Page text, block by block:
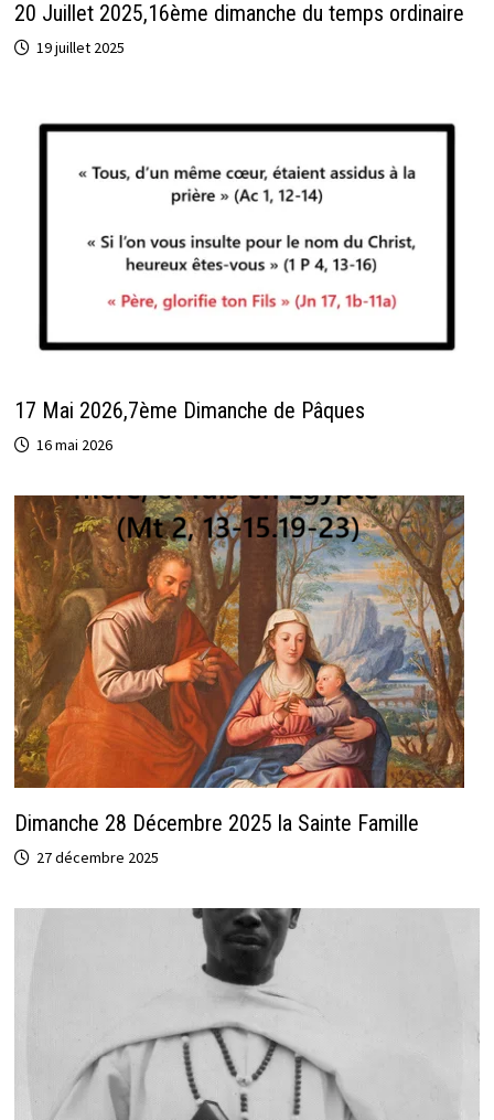
20 Juillet 2025,16ème dimanche du temps ordinaire
19 juillet 2025
17 Mai 2026,7ème Dimanche de Pâques
16 mai 2026
Dimanche 28 Décembre 2025 la Sainte Famille
27 décembre 2025